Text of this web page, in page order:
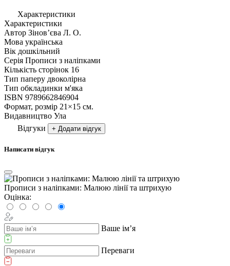
Характеристики
Характеристики
Автор Зінов’єва Л. О.
Мова українська
Вік дошкiльний
Серія Прописи з наліпками
Кількість сторінок 16
Тип паперу двоколірна
Тип обкладинки м'яка
ISBN 9789662846904
Формат, розмір 21×15 см.
Видавництво Ула
Відгуки
+ Додати відгук
Написати відгук
Прописи з наліпками: Малюю лінії та штрихую
Оцінка:
Ваше ім’я
Переваги